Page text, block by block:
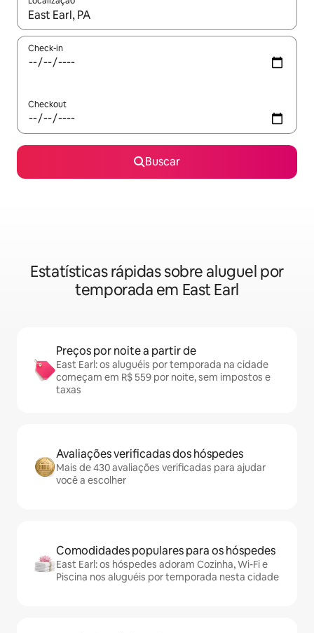
Quando os resultados estiverem disponíveis, explore-os
Check-in
Checkout
Buscar
Estatísticas rápidas sobre aluguel por
temporada em East Earl
Preços por noite a partir de
East Earl: os aluguéis por temporada na cidade
começam em R$ 559 por noite, sem impostos e
taxas
Avaliações verificadas dos hóspedes
Mais de 430 avaliações verificadas para ajudar
você a escolher
Comodidades populares para os hóspedes
East Earl: os hóspedes adoram Cozinha, Wi-Fi e
Piscina nos aluguéis por temporada nesta cidade